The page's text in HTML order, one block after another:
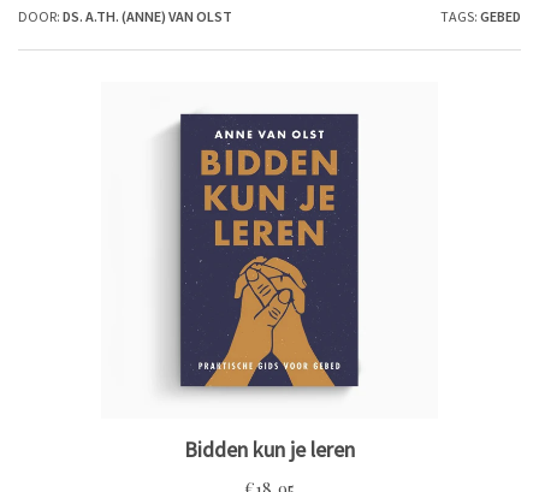
DOOR: DS. A.TH. (ANNE) VAN OLST TAGS: GEBED